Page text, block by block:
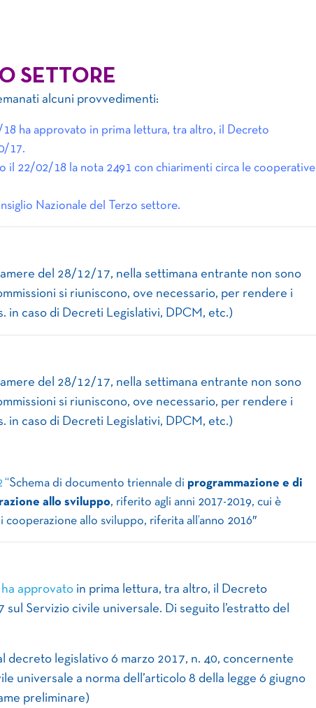
SETTORE
alcuni provvedimenti:
ha approvato in prima lettura, tra altro, il Decreto
17.
il 22/02/18 la nota 2491 con chiarimenti circa le cooperative
Nazionale del Terzo settore.
del 28/12/17, nella settimana entrante non sono
si riuniscono, ove necessario, per rendere i
in caso di Decreti Legislativi, DPCM, etc.)
del 28/12/17, nella settimana entrante non sono
si riuniscono, ove necessario, per rendere i
in caso di Decreti Legislativi, DPCM, etc.)
“Schema di documento triennale di programmazione e di
allo sviluppo, riferito agli anni 2017-2019, cui è
allo sviluppo, riferita all’anno 2016″
approvato in prima lettura, tra altro, il Decreto
Servizio civile universale. Di seguito l’estratto del
decreto legislativo 6 marzo 2017, n. 40, concernente
universale a norma dell’articolo 8 della legge 6 giugno
preliminare)